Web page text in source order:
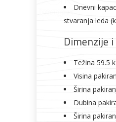
Dnevni
stvaranja leda
Dimenzije
Težina 59.5
Visina
Širina
Dubina
Širina